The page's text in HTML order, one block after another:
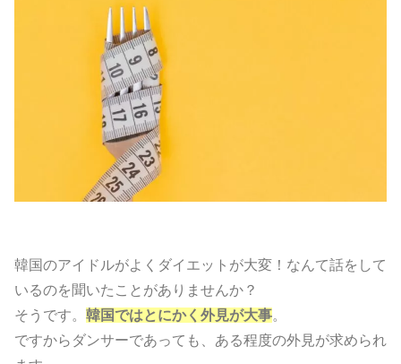
韓国のアイドルがよくダイエットが大変！なんて話をして
いるのを聞いたことがありませんか？
そうです。 韓国ではとにかく外見が大事。
ですからダンサーであっても、ある程度の外見が求められ